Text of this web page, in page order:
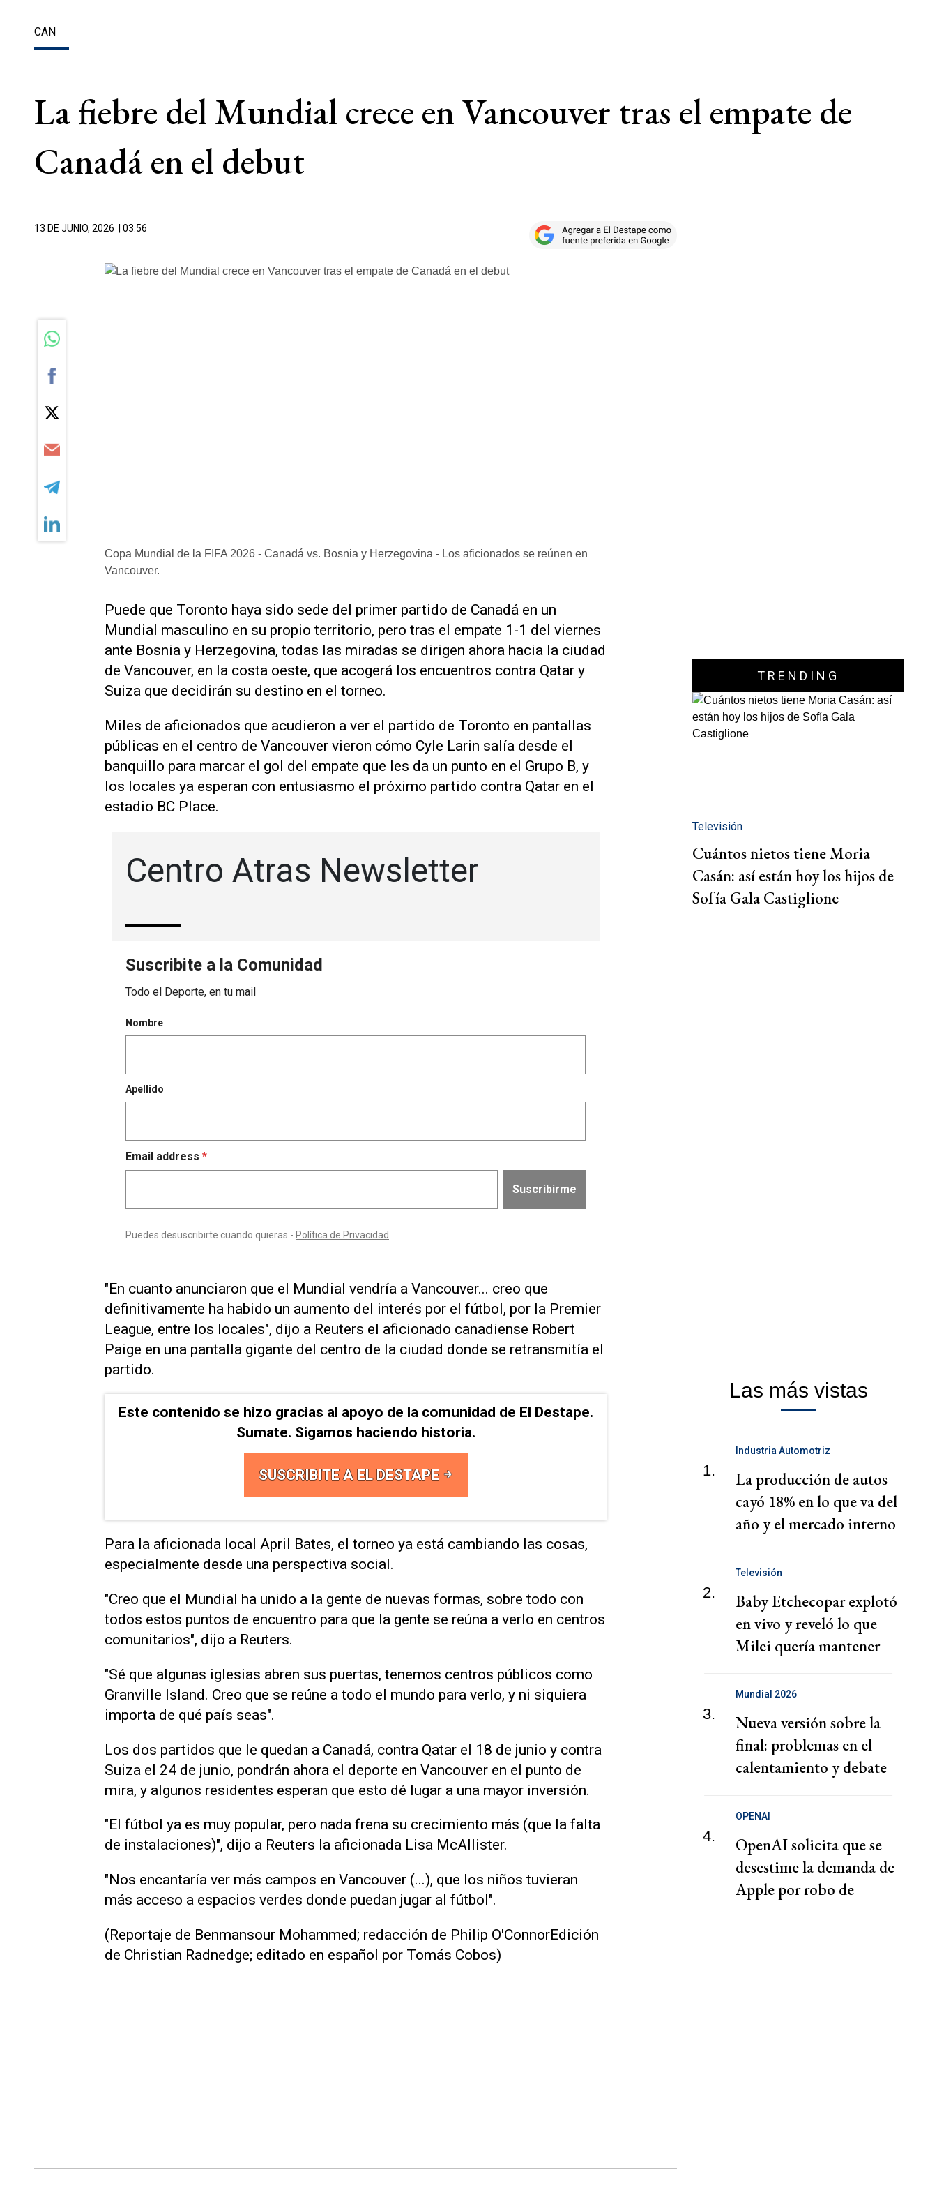
CAN
La fiebre del Mundial crece en Vancouver tras el empate de
Canadá en el debut
13 DE JUNIO, 2026 | 03.56
Copa Mundial de la FIFA 2026 - Canadá vs. Bosnia y Herzegovina - Los aficionados se reúnen en
Vancouver.
Puede que Toronto haya sido sede del primer partido de Canadá en un
Mundial masculino ‌en su propio territorio, ‌pero tras el empate 1-1 del viernes
ante Bosnia y Herzegovina, todas las miradas se dirigen ahora hacia la ciudad
de Vancouver, en la costa oeste, que acogerá los encuentros contra Qatar y
Suiza que decidirán su destino en el torneo.
Miles de aficionados que acudieron ​a ver el ⁠partido de Toronto en pantallas
públicas en el ‌centro de Vancouver vieron cómo Cyle Larin ⁠salía desde el
banquillo para marcar ⁠el gol del empate que les da un punto en el Grupo B, y
los locales ya esperan con ⁠entusiasmo el próximo partido contra Qatar en el ​
estadio BC Place.
"En cuanto anunciaron que ‌el Mundial vendría a Vancouver... ‌creo que
definitivamente ha habido un aumento del ⁠interés por el fútbol, por la Premier
League, entre los locales", dijo a Reuters el aficionado canadiense Robert
Paige en una pantalla gigante del centro de la ​ciudad donde ‌se retransmitía el
partido.
Este contenido se hizo gracias al apoyo de la comunidad de El Destape.
Sumate. Sigamos haciendo historia.
SUSCRIBITE A EL DESTAPE
Para la aficionada local April Bates, el torneo ya está cambiando las cosas,
especialmente desde una perspectiva social.
"Creo que el Mundial ha unido a la gente de nuevas formas, ⁠sobre todo con
todos estos puntos de encuentro para que la gente se reúna a verlo en centros
comunitarios", dijo a Reuters.
"Sé que algunas iglesias abren sus puertas, tenemos centros públicos como
Granville Island. Creo que se reúne a todo el mundo para verlo, y ni siquiera
importa de ‌qué país seas".
Los dos partidos que le quedan a Canadá, contra Qatar el 18 de junio y contra
Suiza el 24 de junio, pondrán ahora el deporte en Vancouver en el punto de
mira, y algunos residentes esperan ‌que esto dé lugar a una mayor inversión.
"El fútbol ya es muy popular, pero nada frena su crecimiento más (que la ‌falta
de ⁠instalaciones)", dijo a Reuters la aficionada Lisa McAllister.
"Nos encantaría ver más campos en Vancouver (...), que los ​niños tuvieran
más acceso a espacios verdes donde puedan jugar al fútbol".
(Reportaje de Benmansour Mohammed; redacción de Philip O'ConnorEdición
de Christian Radnedge; editado en español por Tomás Cobos)
TRENDING
Televisión
Cuántos nietos tiene Moria
Casán: así están hoy los hijos de
Sofía Gala Castiglione
Las más vistas
1.
Industria Automotriz
La producción de autos
cayó 18% en lo que va del
año y el mercado interno
2.
Televisión
Baby Etchecopar explotó
en vivo y reveló lo que
Milei quería mantener
3.
Mundial 2026
Nueva versión sobre la
final: problemas en el
calentamiento y debate
4.
OPENAI
OpenAI solicita que se
desestime la demanda de
Apple por robo de